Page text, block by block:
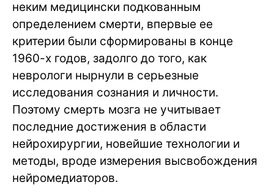
неким медицински подкованным
определением смерти, впервые ее
критерии были сформированы в конце
1960-х годов, задолго до того, как
неврологи нырнули в серьезные
исследования сознания и личности.
Поэтому смерть мозга не учитывает
последние достижения в области
нейрохирургии, новейшие технологии и
методы, вроде измерения высвобождения
нейромедиаторов.